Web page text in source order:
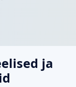
ja